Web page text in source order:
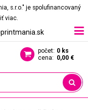
s.r.o." je spolufinancovaný
viac.
počet: 0 ks
cena: 0,00 €